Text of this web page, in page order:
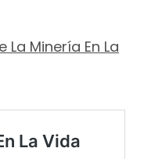
La Minería En La